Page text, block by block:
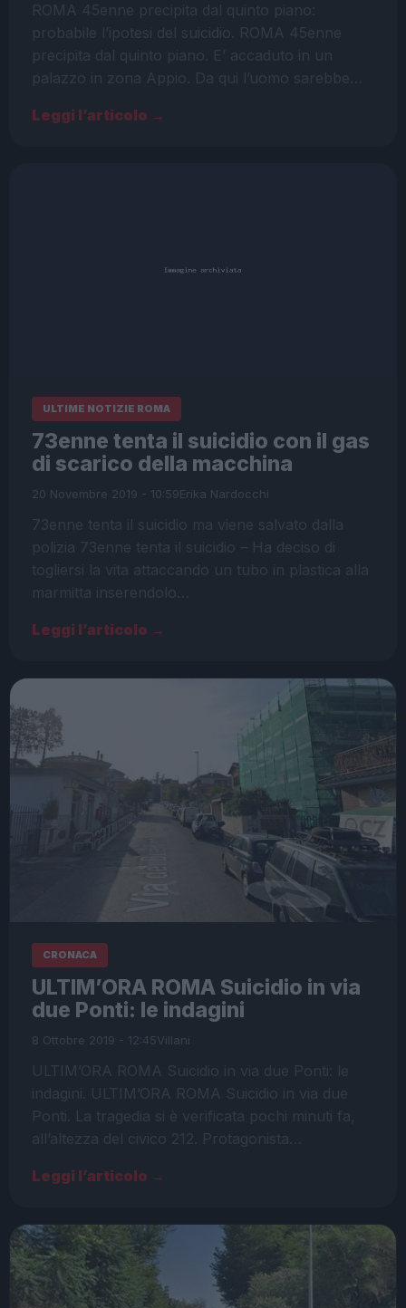
ROMA 45enne precipita dal quinto piano:
probabile l’ipotesi del suicidio. ROMA 45enne
precipita dal quinto piano. E’ accaduto in un
palazzo in zona Appio. Da qui l’uomo sarebbe…
Leggi l’articolo →
ULTIME NOTIZIE ROMA
73enne tenta il suicidio con il gas
di scarico della macchina
20 Novembre 2019 - 10:59Erika Nardocchi
73enne tenta il suicidio ma viene salvato dalla
polizia 73enne tenta il suicidio – Ha deciso di
togliersi la vita attaccando un tubo in plastica alla
marmitta inserendolo…
Leggi l’articolo →
CRONACA
ULTIM’ORA ROMA Suicidio in via
due Ponti: le indagini
8 Ottobre 2019 - 12:45Villani
ULTIM’ORA ROMA Suicidio in via due Ponti: le
indagini. ULTIM’ORA ROMA Suicidio in via due
Ponti. La tragedia si è verificata pochi minuti fa,
all’altezza del civico 212. Protagonista…
Leggi l’articolo →